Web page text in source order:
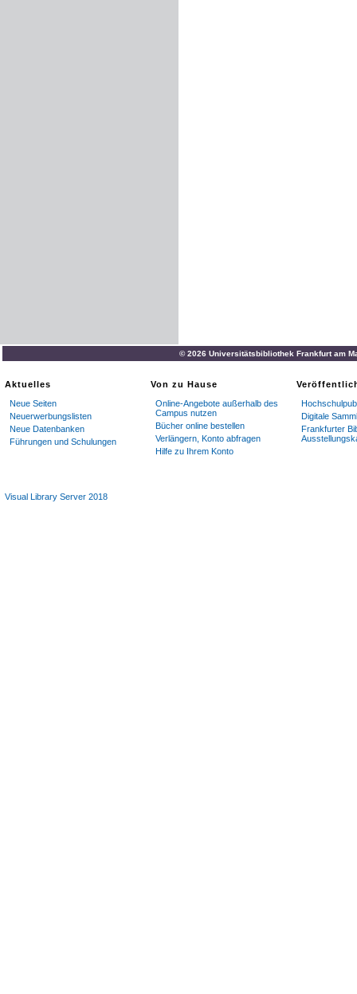
© 2026 Universitätsbibliothek Frankfurt am
Aktuelles
Neue Seiten
Neuerwerbungslisten
Neue Datenbanken
Führungen und Schulungen
Von zu Hause
Online-Angebote außerhalb des
Campus nutzen
Bücher online bestellen
Verlängern, Konto abfragen
Hilfe zu Ihrem Konto
Digitale
Frankfurter
Visual Library Server 2018